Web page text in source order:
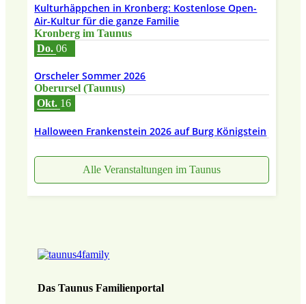
Kulturhäppchen in Kronberg: Kostenlose Open-
Air-Kultur für die ganze Familie
Kronberg im Taunus
Do.06
Orscheler Sommer 2026
Oberursel (Taunus)
Okt. 16
Halloween Frankenstein 2026 auf Burg Königstein
Alle Veranstaltungen im Taunus
Das Taunus Familienportal